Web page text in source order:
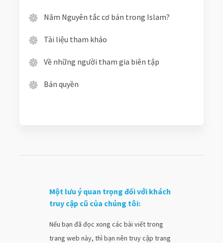
Năm Nguyên tắc cơ bản trong Islam?
Tài liệu tham khảo
Về những người tham gia biên tập
Bản quyền
Một lưu ý quan trọng đối với khách
truy cập cũ của chúng tôi:
Nếu bạn đã đọc xong các bài viết trong
trang web này, thì bạn nên truy cập trang